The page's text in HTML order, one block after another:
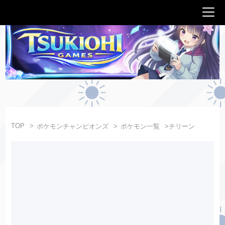
TOP ポケモンチャンピオンズ ポケモン一覧 チリーン